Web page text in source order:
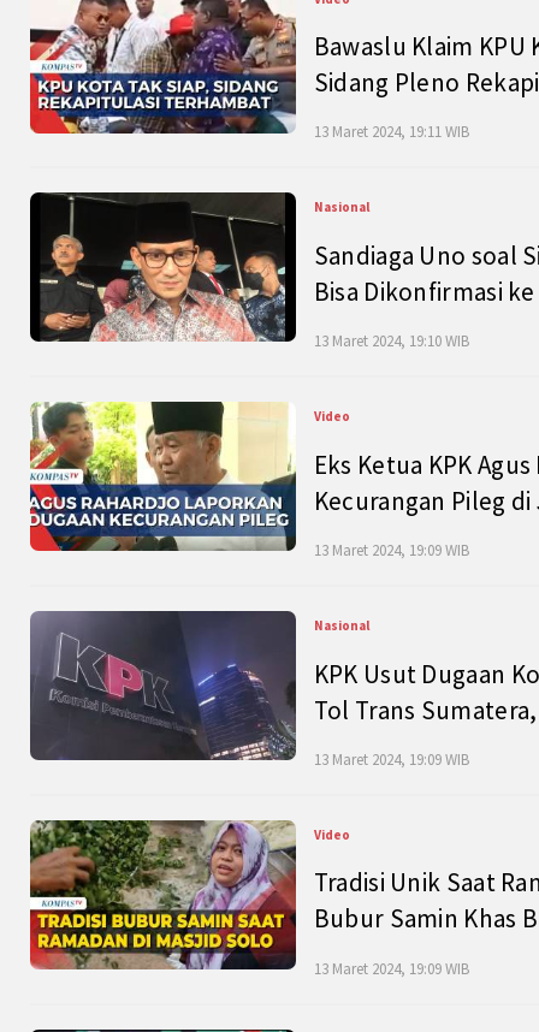
Bawaslu Klaim
Sidang Pleno
13 Maret 2024, 19:11 WIB
Nasional
Sandiaga Uno soal
Bisa Dikonfirmasi
13 Maret 2024, 19:10 WIB
Video
Eks Ketua KPK
Kecurangan Pileg
13 Maret 2024, 19:09 WIB
Nasional
KPK Usut Dugaan
Tol Trans
13 Maret 2024, 19:09 WIB
Video
Tradisi Unik Saat
Bubur Samin Khas
13 Maret 2024, 19:09 WIB